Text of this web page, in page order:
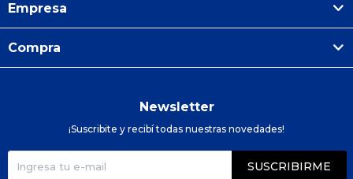
Empresa
Compra
Newsletter
¡Suscribite y recibí todas nuestras novedades!
SUSCRIBIRME